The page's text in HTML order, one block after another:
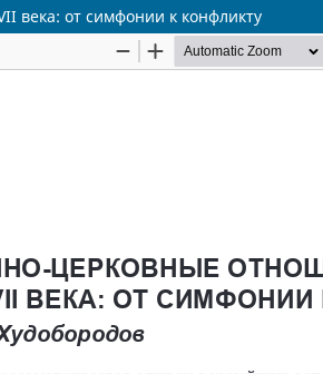
века: от симфонии к конфликту